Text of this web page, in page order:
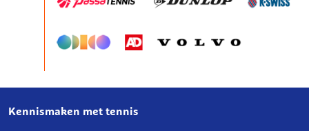
Over
Kennismaken met tennis